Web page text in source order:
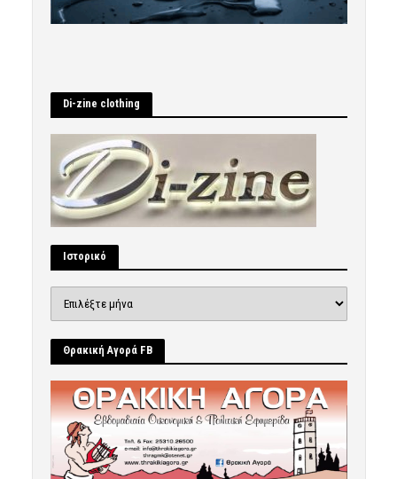
Di-zine clothing
Ιστορικό
Θρακική Αγορά FB